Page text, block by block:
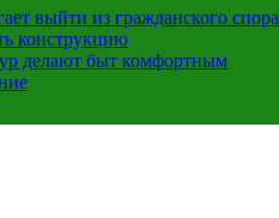
выйти из гражданского спора
конструкцию
делают быт комфортным